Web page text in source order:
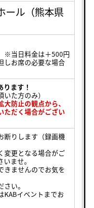
ール（熊本県
当日料金は＋500円
しお席の必要な場合
ます！
た方のみ）
防止の観点から、
ただく場合がござい
断りします（録画機
変更となる場合がご
ませ。
ませんのでお気を
い。
イベントまでお